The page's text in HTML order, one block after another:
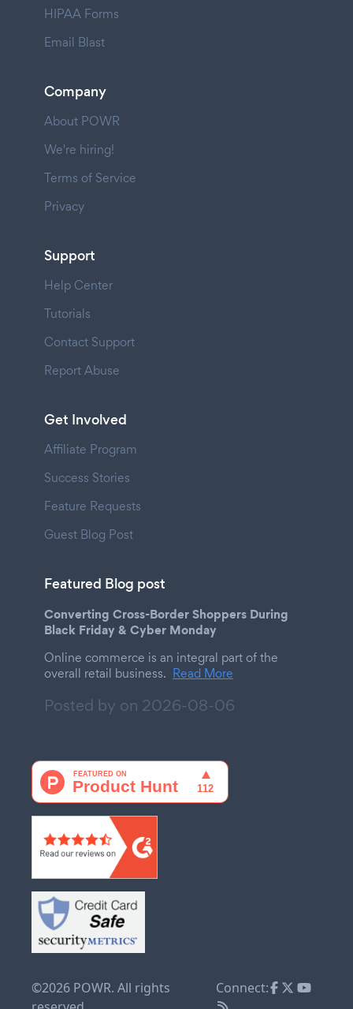
HIPAA Forms
Email Blast
Company
About POWR
We're hiring!
Terms of Service
Privacy
Support
Help Center
Tutorials
Contact Support
Report Abuse
Get Involved
Affiliate Program
Success Stories
Feature Requests
Guest Blog Post
Featured Blog post
Converting Cross-Border Shoppers During
Black Friday & Cyber Monday
Online commerce is an integral part of the
overall retail business. Read More
Posted by on 2026-08-06
©2026 POWR. All rights
Connect: